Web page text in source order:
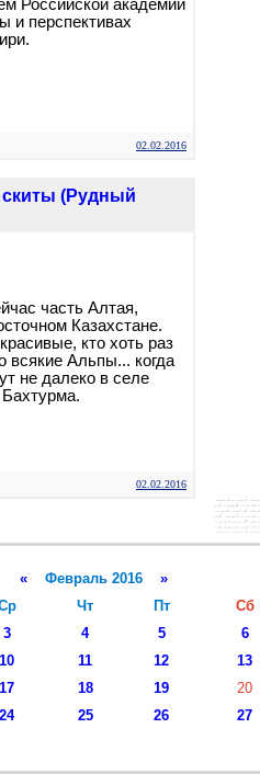
Российской академии
и перспективах
02.02.2016
скиты (Рудный
часть Алтая,
Казахстане.
кто хоть раз
всякие Альпы... когда
не далеко в селе
Бахтурма.
02.02.2016
«Февраль 2016 »
Чт Пт Сб
3 4 5 6
10 11 12 13
17 18 19 20
24 25 26 27